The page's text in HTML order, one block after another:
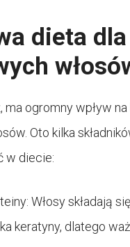
dieta dla
ma ogromny wpływ
Oto kilka
w diecie:
Włosy składają
keratyny, dlatego